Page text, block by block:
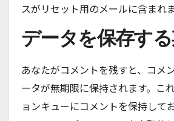
スがリセット用のメールに含まれま
データを保存す
あなたがコメントを残すと、コメ
ータが無期限に保持されます。こ
ョンキューにコメントを保持して